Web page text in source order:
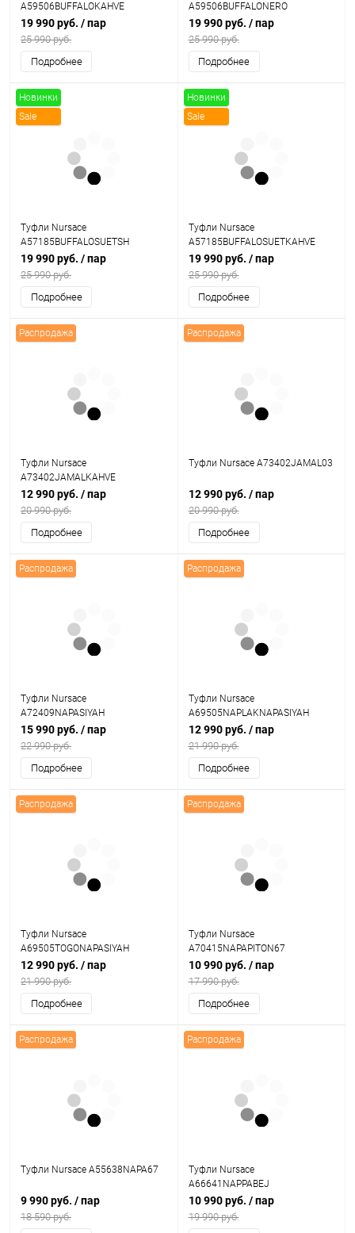
A59506BUFFALOKAHVE
19 990 руб. / пар
25 990 руб.
Подробнее
A59506BUFFALONERO
19 990 руб. / пар
25 990 руб.
Подробнее
Новинки
Sale
Туфли Nursace
A57185BUFFALOSUETSH
19 990 руб. / пар
25 990 руб.
Подробнее
Новинки
Sale
Туфли Nursace
A57185BUFFALOSUETKAHVE
19 990 руб. / пар
25 990 руб.
Подробнее
Распродажа
Туфли Nursace
A73402JAMALKAHVE
12 990 руб. / пар
20 990 руб.
Подробнее
Распродажа
Туфли Nursace A73402JAMAL03
12 990 руб. / пар
20 990 руб.
Подробнее
Распродажа
Туфли Nursace
A72409NAPASIYAH
15 990 руб. / пар
22 990 руб.
Подробнее
Распродажа
Туфли Nursace
A69505NAPLAKNAPASIYAH
12 990 руб. / пар
21 990 руб.
Подробнее
Распродажа
Туфли Nursace
A69505TOGONAPASIYAH
12 990 руб. / пар
21 990 руб.
Подробнее
Распродажа
Туфли Nursace
A70415NAPAPITON67
10 990 руб. / пар
17 990 руб.
Подробнее
Распродажа
Туфли Nursace A55638NAPA67
9 990 руб. / пар
18 590 руб.
Распродажа
Туфли Nursace
A66641NAPPABEJ
10 990 руб. / пар
19 990 руб.